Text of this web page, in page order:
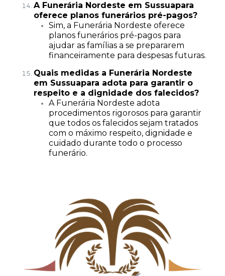
A Funerária Nordeste em Sussuapara
oferece planos funerários pré-pagos?
Sim, a Funerária Nordeste oferece
planos funerários pré-pagos para
ajudar as famílias a se prepararem
financeiramente para despesas futuras.
Quais medidas a Funerária Nordeste
em Sussuapara adota para garantir o
respeito e a dignidade dos falecidos?
A Funerária Nordeste adota
procedimentos rigorosos para garantir
que todos os falecidos sejam tratados
com o máximo respeito, dignidade e
cuidado durante todo o processo
funerário.